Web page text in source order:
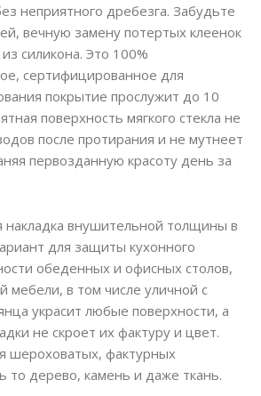
неприятного дребезга. Забудьте
вечную замену потертых клеенок
силикона. Это 100%
сертифицированное для
покрытие прослужит до 10
поверхность мягкого стекла не
после протирания и не мутнеет
первозданную красоту день за
накладка внушительной толщины в
для защиты кухонного
обеденных и офисных столов,
мебели, в том числе уличной с
украсит любые поверхности, а
не скроет их фактуру и цвет.
шероховатых, фактурных
то дерево, камень и даже ткань.